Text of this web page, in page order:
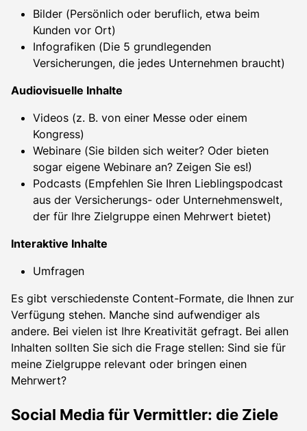
Bilder (Persönlich oder beruflich, etwa beim
Kunden vor Ort)
Infografiken (Die 5 grundlegenden
Versicherungen, die jedes Unternehmen braucht)
Audiovisuelle Inhalte
Videos (z. B. von einer Messe oder einem
Kongress)
Webinare (Sie bilden sich weiter? Oder bieten
sogar eigene Webinare an? Zeigen Sie es!)
Podcasts (Empfehlen Sie Ihren Lieblingspodcast
aus der Versicherungs- oder Unternehmenswelt,
der für Ihre Zielgruppe einen Mehrwert bietet)
Interaktive Inhalte
Umfragen
Es gibt verschiedenste Content-Formate, die Ihnen zur
Verfügung stehen. Manche sind aufwendiger als
andere. Bei vielen ist Ihre Kreativität gefragt. Bei allen
Inhalten sollten Sie sich die Frage stellen: Sind sie für
meine Zielgruppe relevant oder bringen einen
Mehrwert?
Social Media für Vermittler: die Ziele